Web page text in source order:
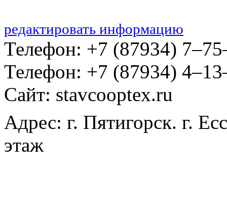
редактировать информацию
Телефон: +7 (87934)
Телефон: +7 (87934)
Сайт: stavcooptex.ru
Адрес: г. Пятигорск. г.
этаж